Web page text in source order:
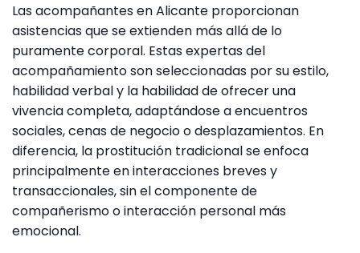
Las acompañantes en Alicante proporcionan
asistencias que se extienden más allá de lo
puramente corporal. Estas expertas del
acompañamiento son seleccionadas por su estilo,
habilidad verbal y la habilidad de ofrecer una
vivencia completa, adaptándose a encuentros
sociales, cenas de negocio o desplazamientos. En
diferencia, la prostitución tradicional se enfoca
principalmente en interacciones breves y
transaccionales, sin el componente de
compañerismo o interacción personal más
emocional.